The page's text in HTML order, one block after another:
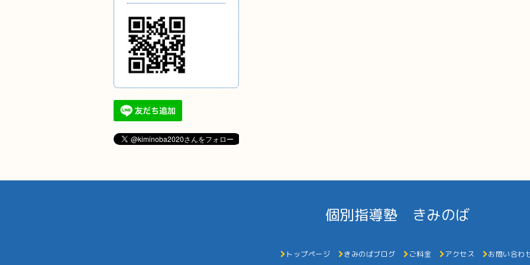
個別指導塾 きみのば
トップページ きみのばブログ ご料金 アクセス お問い合わ